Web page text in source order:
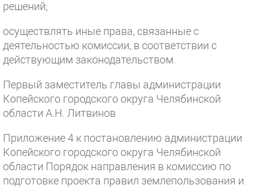
решений;
осуществлять иные права, связанные с
деятельностью комиссии, в соответствии с
действующим законодательством.
Первый заместитель главы администрации
Копейского городского округа Челябинской
области А.Н. Литвинов
Приложение 4 к постановлению администрации
Копейского городского округа Челябинской
области Порядок направления в комиссию по
подготовке проекта правил землепользования и